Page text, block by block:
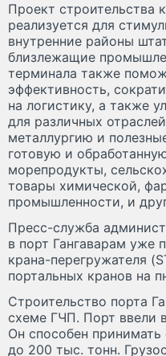
Проект строительства
реализуется для
внутренние районы
близлежащие
терминала также
эффективность,
на логистику, а также
для различных
металлургию и
готовую и
морепродукты,
товары химической,
промышленности, и
Пресс-служба
в порт Гангаварам уже
крана-перегружателя
портальных кранов на
Строительство порта
схеме ГЧП. Порт ввели
Он способен
до 200 тыс. тонн.